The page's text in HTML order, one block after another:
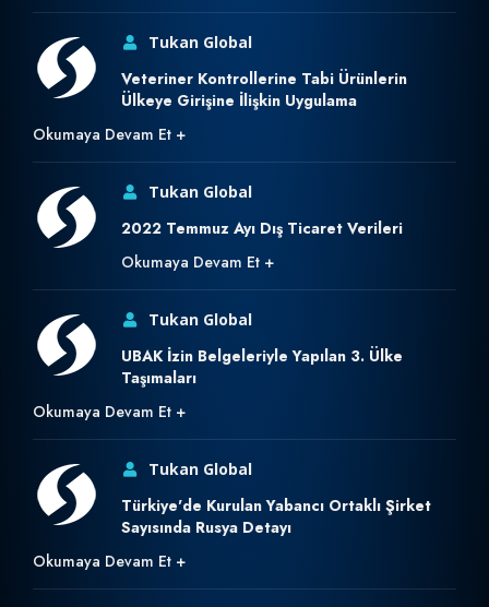
Tukan Global
Veteriner Kontrollerine Tabi Ürünlerin
Ülkeye Girişine İlişkin Uygulama
Okumaya Devam Et
Tukan Global
2022 Temmuz Ayı Dış Ticaret Verileri
Okumaya Devam Et
Tukan Global
UBAK İzin Belgeleriyle Yapılan 3. Ülke
Taşımaları
Okumaya Devam Et
Tukan Global
Türkiye'de Kurulan Yabancı Ortaklı Şirket
Sayısında Rusya Detayı
Okumaya Devam Et